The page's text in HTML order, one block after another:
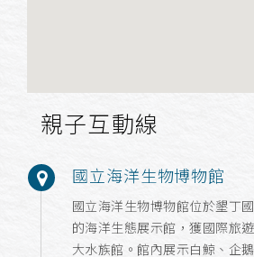
親子互動線
國立海洋生物博物館
國立海洋生物博物館位於墾丁
的海洋生態展示館，獲國際旅
大水族館。館內展示白鯨、企